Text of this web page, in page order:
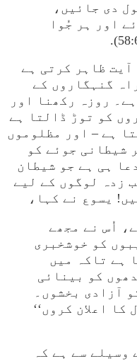
دی جائیں،
اور ہر جُوا
ظاہر کرتی ہے
گنہگاروں کے
روزہ رکھنا اور
کو توڑ ڈالتا ہے
ہے – اور مظلوموں
شیطانی جوئے کو
ہی ہے جو شیطان
زدہ لوگوں کے لیے
یسوع نے کہا،
اُس نے مجھے
کو خوشخبری
ہے تاکہ میں
کو بینائی
آزادی بخشوں۔
اعلان کروں‘‘
وسیلے سے ہے کہ